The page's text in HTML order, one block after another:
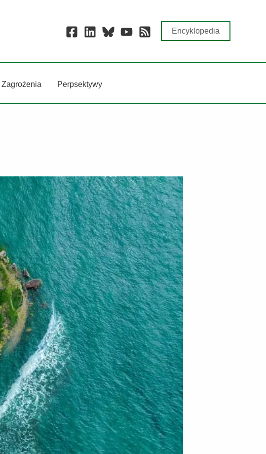
Encyklopedia
Zagrożenia Perpsektywy